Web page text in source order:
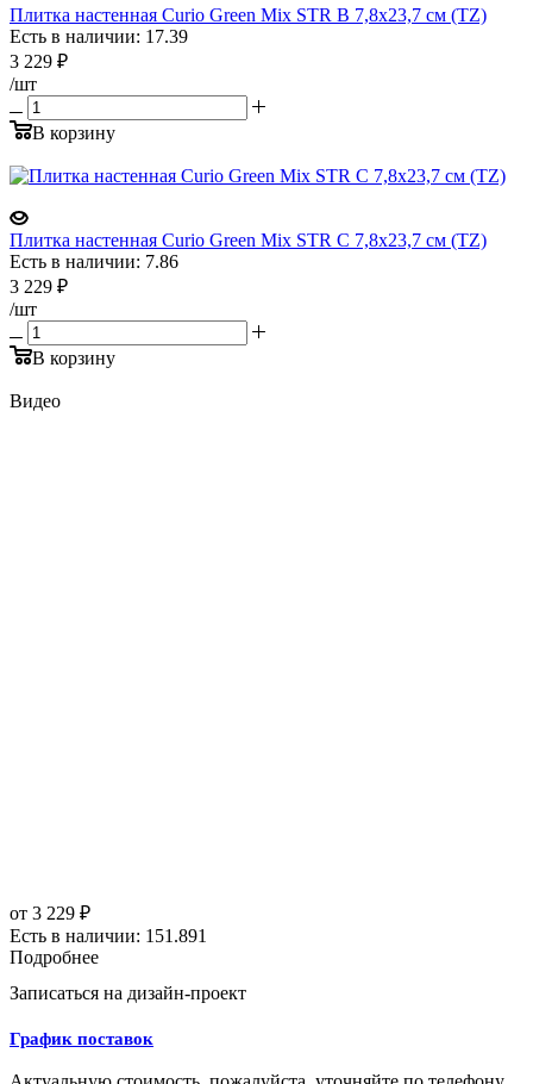
Плитка настенная Curio Green Mix STR B 7,8x23,7 см (TZ)
Есть в наличии: 17.39
3 229 ₽
/шт
В корзину
Плитка настенная Curio Green Mix STR C 7,8x23,7 см (TZ)
Есть в наличии: 7.86
3 229 ₽
/шт
В корзину
Видео
от 3 229 ₽
Есть в наличии: 151.891
Подробнее
Записаться на дизайн-проект
График поставок